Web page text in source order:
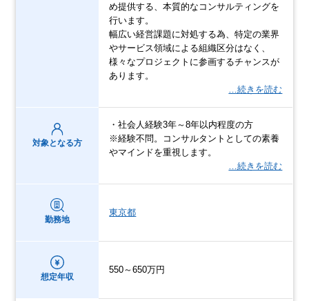
め提供する、本質的なコンサルティングを
行います。
幅広い経営課題に対処する為、特定の業界
やサービス領域による組織区分はなく、
様々なプロジェクトに参画するチャンスが
あります。
…続きを読む
対象となる方
・社会人経験3年～8年以内程度の方
※経験不問。コンサルタントとしての素養
やマインドを重視します。
…続きを読む
勤務地
東京都
想定年収
550～650万円